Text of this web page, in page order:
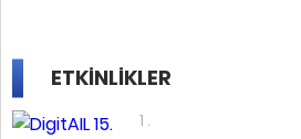
ETKİNLİKLER
1 .